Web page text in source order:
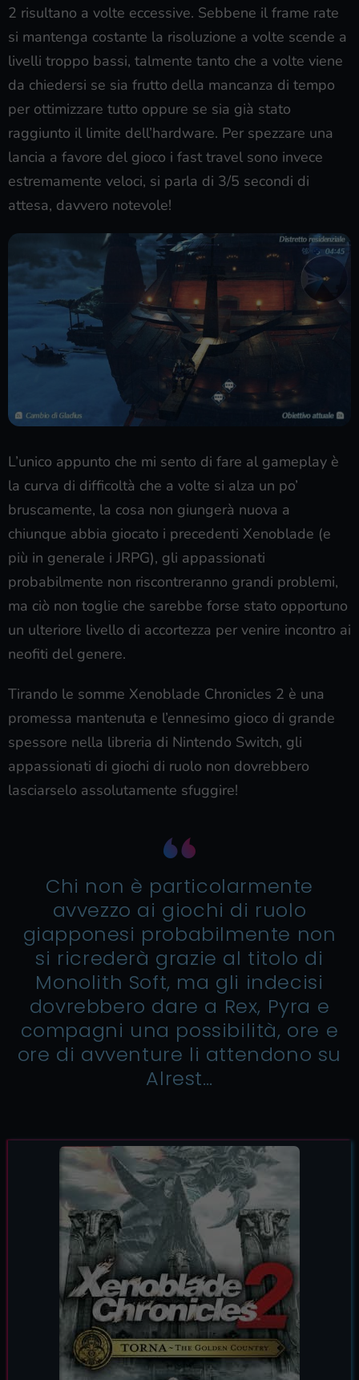
2 risultano a volte eccessive. Sebbene il frame rate
si mantenga costante la risoluzione a volte scende a
livelli troppo bassi, talmente tanto che a volte viene
da chiedersi se sia frutto della mancanza di tempo
per ottimizzare tutto oppure se sia già stato
raggiunto il limite dell’hardware. Per spezzare una
lancia a favore del gioco i fast travel sono invece
estremamente veloci, si parla di 3/5 secondi di
attesa, davvero notevole!
L’unico appunto che mi sento di fare al gameplay è
la curva di difficoltà che a volte si alza un po’
bruscamente, la cosa non giungerà nuova a
chiunque abbia giocato i precedenti Xenoblade (e
più in generale i JRPG), gli appassionati
probabilmente non riscontreranno grandi problemi,
ma ciò non toglie che sarebbe forse stato opportuno
un ulteriore livello di accortezza per venire incontro ai
neofiti del genere.
Tirando le somme Xenoblade Chronicles 2 è una
promessa mantenuta e l’ennesimo gioco di grande
spessore nella libreria di Nintendo Switch, gli
appassionati di giochi di ruolo non dovrebbero
lasciarselo assolutamente sfuggire!
Chi non è particolarmente
avvezzo ai giochi di ruolo
giapponesi probabilmente non
si ricrederà grazie al titolo di
Monolith Soft, ma gli indecisi
dovrebbero dare a Rex, Pyra e
compagni una possibilità, ore e
ore di avventure li attendono su
Alrest…